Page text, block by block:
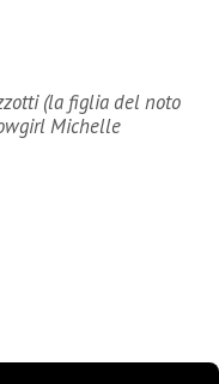
(la figlia del noto
Michelle